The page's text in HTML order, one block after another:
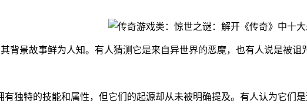
背景故事鲜为人知。有人猜测它是来自异世界的恶魔，也有人说是被诅
独特的技能和属性，但它们的起源却从未被明确提及。有人认为它们